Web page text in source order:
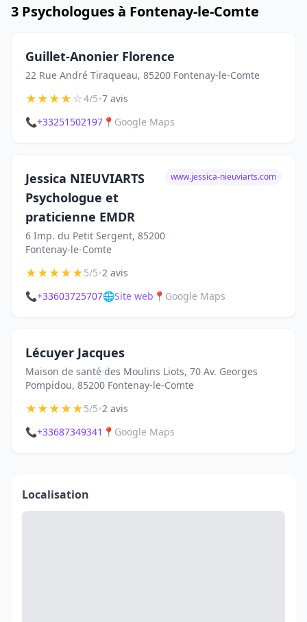
3 Psychologues à Fontenay-le-Comte
Guillet-Anonier Florence
22 Rue André Tiraqueau, 85200 Fontenay-le-Comte
★★★★☆4/5•7 avis
📞+33251502197 📍 Google Maps
Jessica NIEUVIARTS
Psychologue et
praticienne EMDR
6 Imp. du Petit Sergent, 85200
Fontenay-le-Comte
www.jessica-nieuviarts.com
★★★★★5/5•2 avis
📞+33603725707🌐Site web 📍 Google Maps
Lécuyer Jacques
Maison de santé des Moulins Liots, 70 Av. Georges
Pompidou, 85200 Fontenay-le-Comte
★★★★★5/5•2 avis
📞+33687349341 📍 Google Maps
Localisation